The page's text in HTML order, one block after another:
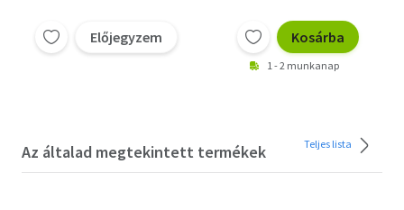
Előjegyzem Kosárba
1 - 2 munkanap
Az általad megtekintett termékek Teljes lista